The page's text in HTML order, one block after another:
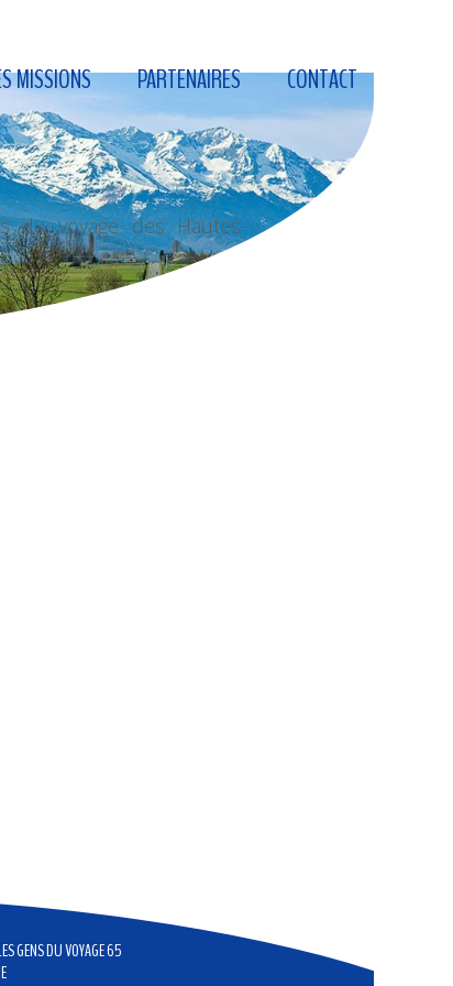
MISSIONS PARTENAIRES CONTACT
du voyage des Hautes-
GENS DU VOYAGE 65